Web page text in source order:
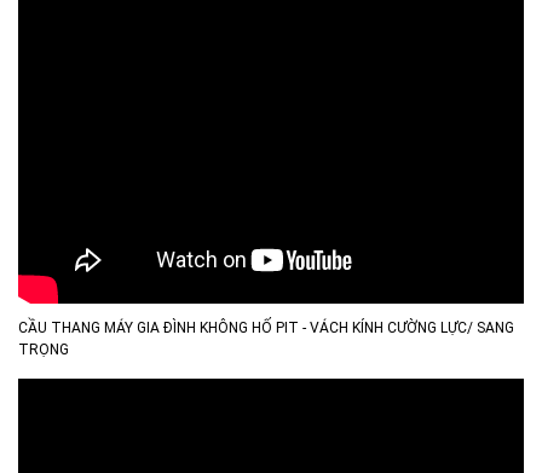
CẦU THANG MÁY GIA ĐÌNH KHÔNG HỐ PIT - VÁCH KÍNH CƯỜNG LỰC/ SANG
TRỌNG